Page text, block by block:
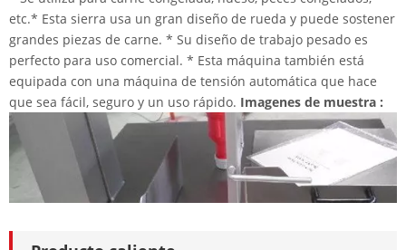
etc.* Esta sierra usa un gran diseño de rueda y puede sostener
grandes piezas de carne. * Su diseño de trabajo pesado es
perfecto para uso comercial. * Esta máquina también está
equipada con una máquina de tensión automática que hace
que sea fácil, seguro y un uso rápido. Imagenes de muestra :